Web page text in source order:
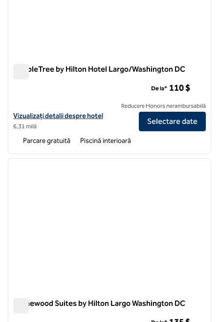
DoubleTree by Hilton Hotel Largo/Washington DC
Vizualizați detaliile hotelului DoubleTree by Hilton Hotel Largo/
Vizualizați detalii despre hotel
6,31 milă
De la* 110 $
Reducere Honors nerambursabilă
Selectare date
Parcare gratuită Piscină interioară
1 din 12
Homewood Suites by Hilton Largo Washington DC